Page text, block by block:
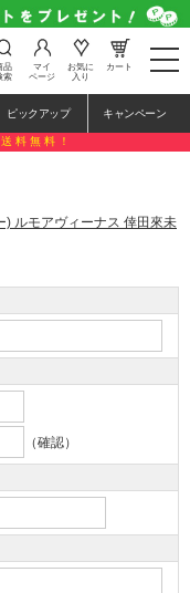
t
o
e
n
g
o
品
索
マイ
ページ
お気に
入り
カート
ピックアップ キャンペーン
送料無料！
) ルモアヴィーナス 倖田來未
（確認）